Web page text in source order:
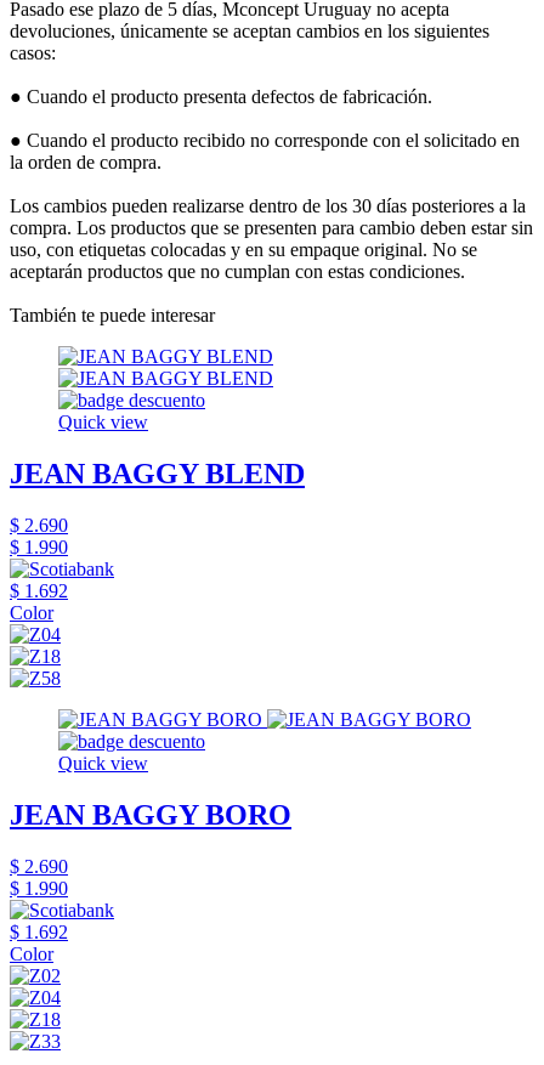
Pasado ese plazo de 5 días, Mconcept Uruguay no acepta
devoluciones, únicamente se aceptan cambios en los siguientes
casos:
● Cuando el producto presenta defectos de fabricación.
● Cuando el producto recibido no corresponde con el solicitado en
la orden de compra.
Los cambios pueden realizarse dentro de los 30 días posteriores a la
compra. Los productos que se presenten para cambio deben estar sin
uso, con etiquetas colocadas y en su empaque original. No se
aceptarán productos que no cumplan con estas condiciones.
También te puede interesar
Quick view
JEAN BAGGY BLEND
$ 2.690
$ 1.990
$ 1.692
Color
Quick view
JEAN BAGGY BORO
$ 2.690
$ 1.990
$ 1.692
Color